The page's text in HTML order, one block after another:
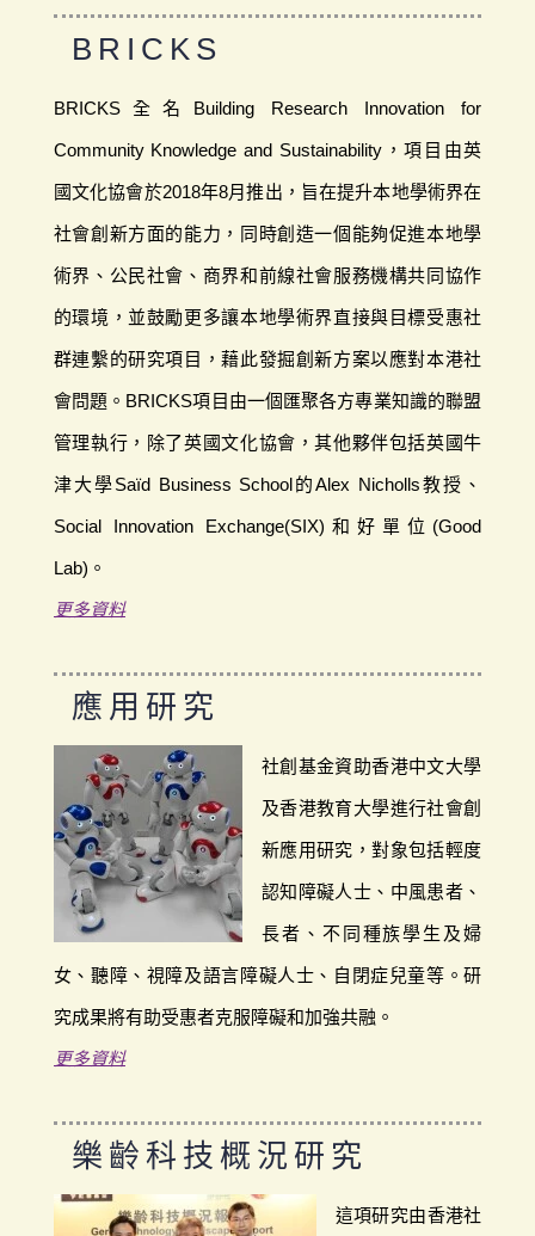
BRICKS
BRICKS全名Building Research Innovation for
Community Knowledge and Sustainability，項目由英
國文化協會於2018年8月推出，旨在提升本地學術界在
社會創新方面的能力，同時創造一個能夠促進本地學
術界、公民社會、商界和前線社會服務機構共同協作
的環境，並鼓勵更多讓本地學術界直接與目標受惠社
群連繫的研究項目，藉此發掘創新方案以應對本港社
會問題。BRICKS項目由一個匯聚各方專業知識的聯盟
管理執行，除了英國文化協會，其他夥伴包括英國牛
津大學Saïd Business School的Alex Nicholls教授、
Social Innovation Exchange(SIX)和好單位(Good
Lab)。
更多資料
應用研究
社創基金資助香港中文大學
及香港教育大學進行社會創
新應用研究，對象包括輕度
認知障礙人士、中風患者、
長者、不同種族學生及婦
女、聽障、視障及語言障礙人士、自閉症兒童等。研
究成果將有助受惠者克服障礙和加強共融。
更多資料
樂齡科技概況研究
這項研究由香港社